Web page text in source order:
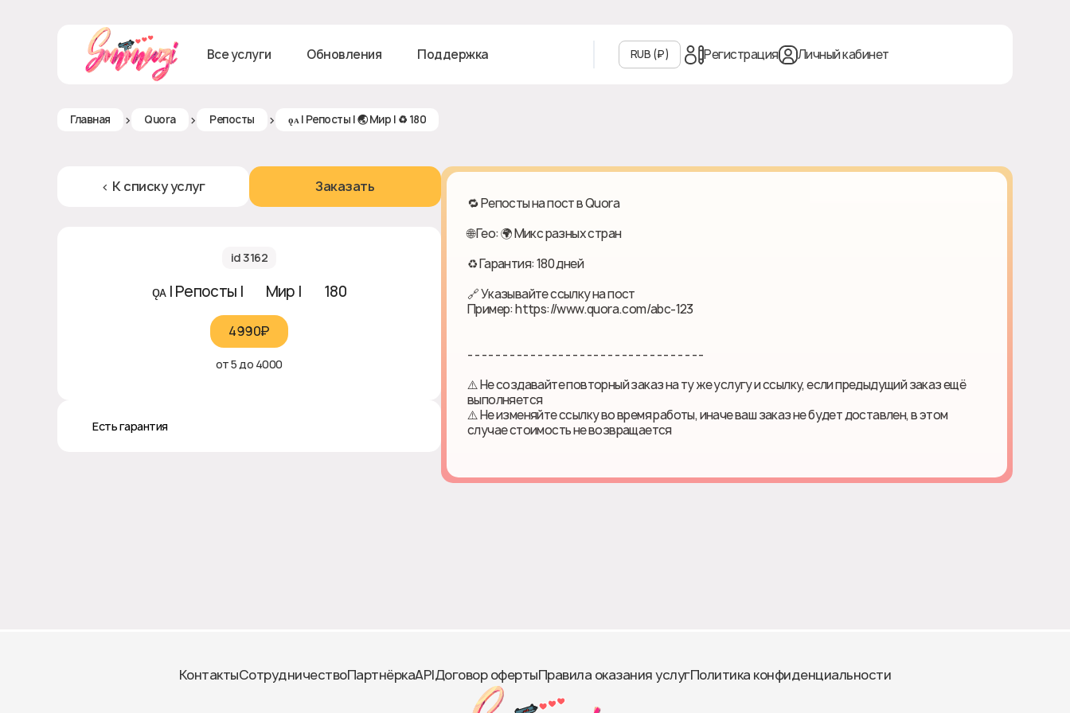
Все услуги Обновления Поддержка RUB (₽‎) Регистрация Личный кабинет
Главная > Quora > Репосты > ǫᴀ | Репосты | 🌏 Мир | ♻ 180
< К списку услуг Заказать
id 3162
ǫᴀ | Репосты | 🌏 Мир | ♻ 180
4990₽‎
от 5 до 4000
♻️ Есть гарантия
🔁 Репосты на пост в Quora
🌐 Гео: 🌍 Микс разных стран
♻ Гарантия: 180 дней
🔗 Указывайте ссылку на пост
Пример: https://www.quora.com/abc-123
- - - - - - - - - - - - - - - - - - - - - - - - - - - - - - - - - -
⚠️ Не создавайте повторный заказ на ту же услугу и ссылку, если предыдущий заказ ещё
выполняется
⚠️ Не изменяйте ссылку во время работы, иначе ваш заказ не будет доставлен, в этом
случае стоимость не возвращается
КонтактыСотрудничествоПартнёркаAPIДоговор офертыПравила оказания услугПолитика конфиденциальности